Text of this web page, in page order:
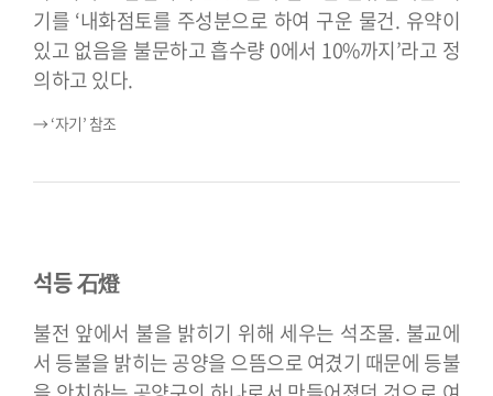
기를 ‘내화점토를 주성분으로 하여 구운 물건. 유약이
있고 없음을 불문하고 흡수량 0에서 10%까지’라고 정
의하고 있다.
→ ‘자기’ 참조
석등 石燈
불전 앞에서 불을 밝히기 위해 세우는 석조물. 불교에
서 등불을 밝히는 공양을 으뜸으로 여겼기 때문에 등불